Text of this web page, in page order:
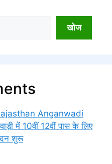
खोज
Anganwadi
में 10वीं 12वीं पास के लिए
शुरू